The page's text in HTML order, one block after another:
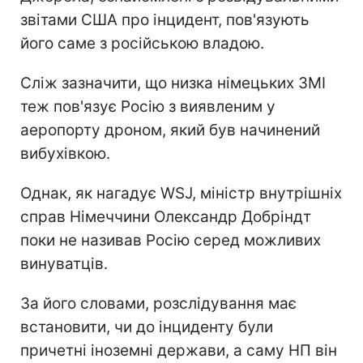
звітами США про інцидент, пов'язують
його саме з російською владою.
Сліж зазначити, що низка німецьких ЗМІ
теж пов'язує Росію з виявленим у
аеропорту дроном, який був начинений
вибухівкою.
Однак, як нагадує WSJ, міністр внутрішніх
справ Німеччини Олександр Добріндт
поки не називав Росію серед можливих
винуватців.
За його словами, розслідування має
встановити, чи до інциденту були
причетні іноземні держави, а саму НП він